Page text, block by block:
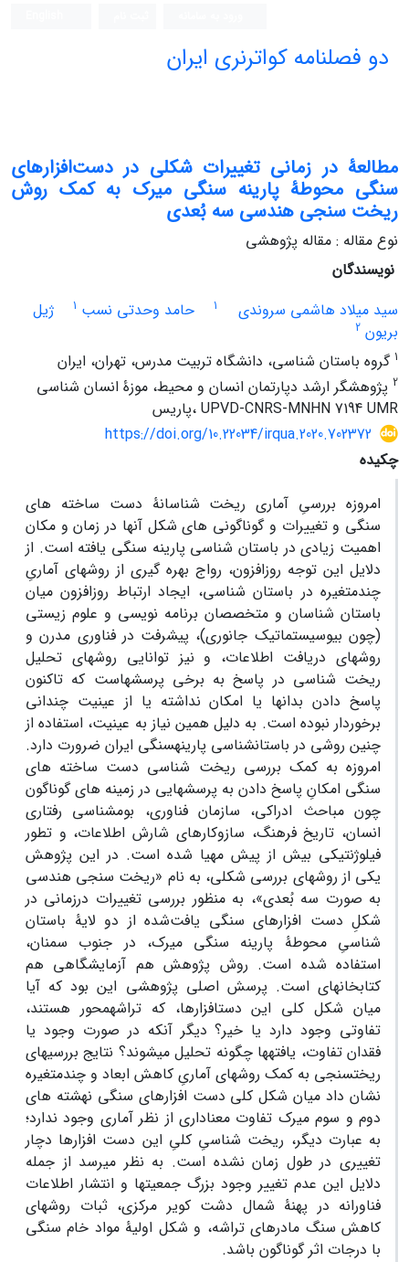
دو فصلنامه کواترنری ایران
مطالعۀ در زمانی تغییرات شکلی در دست‌افزارهای
سنگی محوطۀ پارینه ‌سنگی میرک به کمک روش
ریخت ‌سنجی هندسی سه ‌بُعدی
نوع مقاله : مقاله پژوهشی
نویسندگان
سید میلاد هاشمی سروندی
1 حامد وحدتی نسب 1
ژیل
بریون 2
1 گروه باستان شناسی، دانشگاه تربیت مدرس، تهران، ایران
2 پژوهشگر ارشد دپارتمان انسان و محیط، موزۀ انسان شناسی
UPVD-CNRS-MNHN 7194 UMR ،پاریس
https://doi.org/10.22034/irqua.2020.702372
چکیده
امروزه بررسیِ آماری ریخت ‏شناسانۀ دست‏ ساخته ‏های
سنگی و تغییرات و گوناگونی‏ های شکل آن‏ها در زمان و مکان
اهمیت زیادی در باستان‏ شناسی پارینه ‏سنگی یافته است. از
دلایل این توجه روزافزون، رواج بهره ‏گیری از روش‏های آماریِ
چندمتغیره در باستان‏ شناسی، ایجاد ارتباط روزافزون میان
باستان‏ شناسان و متخصصان برنامه‏ نویسی و علوم زیستی
(چون بیوسیستماتیک جانوری)، پیشرفت‏ در فناوری مدرن و
روش‏های دریافت اطلاعات، و نیز توانایی روش‏های تحلیل
ریخت‏ شناسی در پاسخ به برخی پرسش‏هاست که تاکنون
پاسخ دادن بدان‏ها یا امکان نداشته یا از عینیت چندانی
برخوردار نبوده است. به دلیل همین نیاز به عینیت، استفاده از
چنین روشی در باستان‏شناسی پارینه‏سنگی ایران ضرورت دارد.
امروزه به کمک بررسی ریخت‏ شناسی دست ‏ساخته‏ های
سنگی امکانِ پاسخ دادن به پرسش‏هایی در زمینه ‏های گوناگون
چون مباحث ادراکی، سازمان فناوری، بوم‏شناسی رفتاری
انسان، تاریخ فرهنگ، سازوکارهای شارش اطلاعات، و تطور
فیلوژنتیکی بیش از پیش مهیا شده است. در این پژوهش
یکی از روش‏های بررسی شکلی، به نام «ریخت‏ سنجی هندسی
به صورت سه‏ بُعدی»، به منظور بررسی تغییرات درزمانی در
شکلِ دست ‏افزارهای سنگی یافت‌شده از دو لایۀ باستان‏
شناسیِ محوطۀ پارینه‏ سنگی میرک، در جنوب سمنان،
استفاده شده است. روش پژوهش هم آزمایشگاهی هم
کتابخانه‏ای است. پرسش اصلی پژوهشی این بود که آیا
میان شکل کلی این دست‏افزارها، که تراشه‏محور هستند،
تفاوتی وجود دارد یا خیر؟ دیگر آنکه در صورت وجود یا
فقدان تفاوت، یافته‏ها چگونه تحلیل می‏شوند؟ نتایج بررسی‏های
ریخت‏سنجی به کمک روش‏های آماریِ کاهش ابعاد و چندمتغیره
نشان داد میان شکل کلی دست ‏افزارهای سنگی نهشته ‏های
دوم و سوم میرک تفاوت معناداری از نظر آماری وجود ندارد؛
به عبارت دیگر، ریخت‏ شناسیِ کلیِ این دست‏ افزارها دچار
تغییری در طول زمان نشده است. به نظر می‏رسد از جمله
دلایل این عدم تغییر وجود بزرگ‏ جمعیت‏ها و انتشار اطلاعات
فناورانه در پهنۀ شمال دشت کویر مرکزی، ثبات روش‏های
کاهش سنگ مادرهای تراشه، و شکل اولیۀ مواد خام سنگی
با درجات اثر گوناگون باشد.